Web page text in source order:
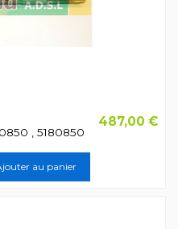
, 5180850
487,00 €
au panier